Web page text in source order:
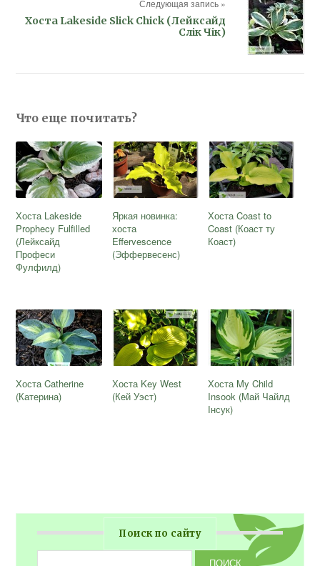
Следующая запись »
Хоста Lakeside Slick Chick (Лейксайд
Слік Чік)
Что еще почитать?
Хоста Lakeside
Prophecy Fulfilled
(Лейксайд
Професи
Фулфилд)
Яркая новинка:
хоста
Effervescence
(Эффервесенс)
Хоста Coast to
Coast (Коаст ту
Коаст)
Хоста Catherine
(Катерина)
Хоста Key West
(Кей Уэст)
Хоста My Child
Insook (Май Чайлд
Інсук)
Поиск по сайту